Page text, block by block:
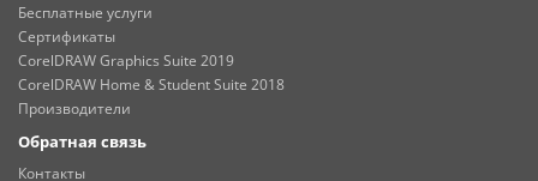
Бесплатные услуги
Сертификаты
CorelDRAW Graphics Suite 2019
CorelDRAW Home & Student Suite 2018
Производители
Обратная связь
Контакты